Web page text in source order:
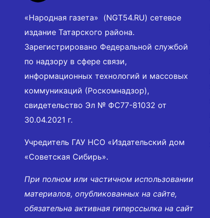
«Народная газета» (NGT54.RU) сетевое
издание Татарского района.
Зарегистрировано Федеральной службой
по надзору в сфере связи,
информационных технологий и массовых
коммуникаций (Роскомнадзор),
свидетельство Эл № ФС77-81032 от
30.04.2021 г.
Учредитель ГАУ НСО «Издательский дом
«Советская Сибирь».
При полном или частичном использовании
материалов, опубликованных на сайте,
обязательна активная гиперссылка на сайт